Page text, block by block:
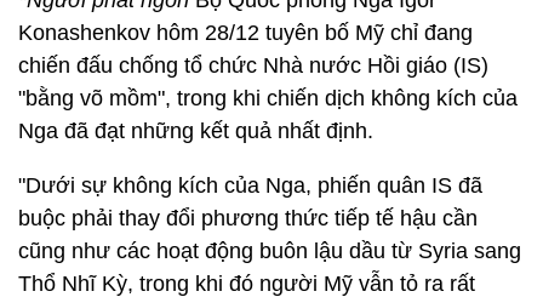
Konashenkov hôm 28/12 tuyên bố Mỹ chỉ đang
chiến đấu chống tổ chức Nhà nước Hồi giáo (IS)
"bằng võ mồm", trong khi chiến dịch không kích của
Nga đã đạt những kết quả nhất định.
"Dưới sự không kích của Nga, phiến quân IS đã
buộc phải thay đổi phương thức tiếp tế hậu cần
cũng như các hoạt động buôn lậu dầu từ Syria sang
Thổ Nhĩ Kỳ, trong khi đó người Mỹ vẫn tỏ ra rất